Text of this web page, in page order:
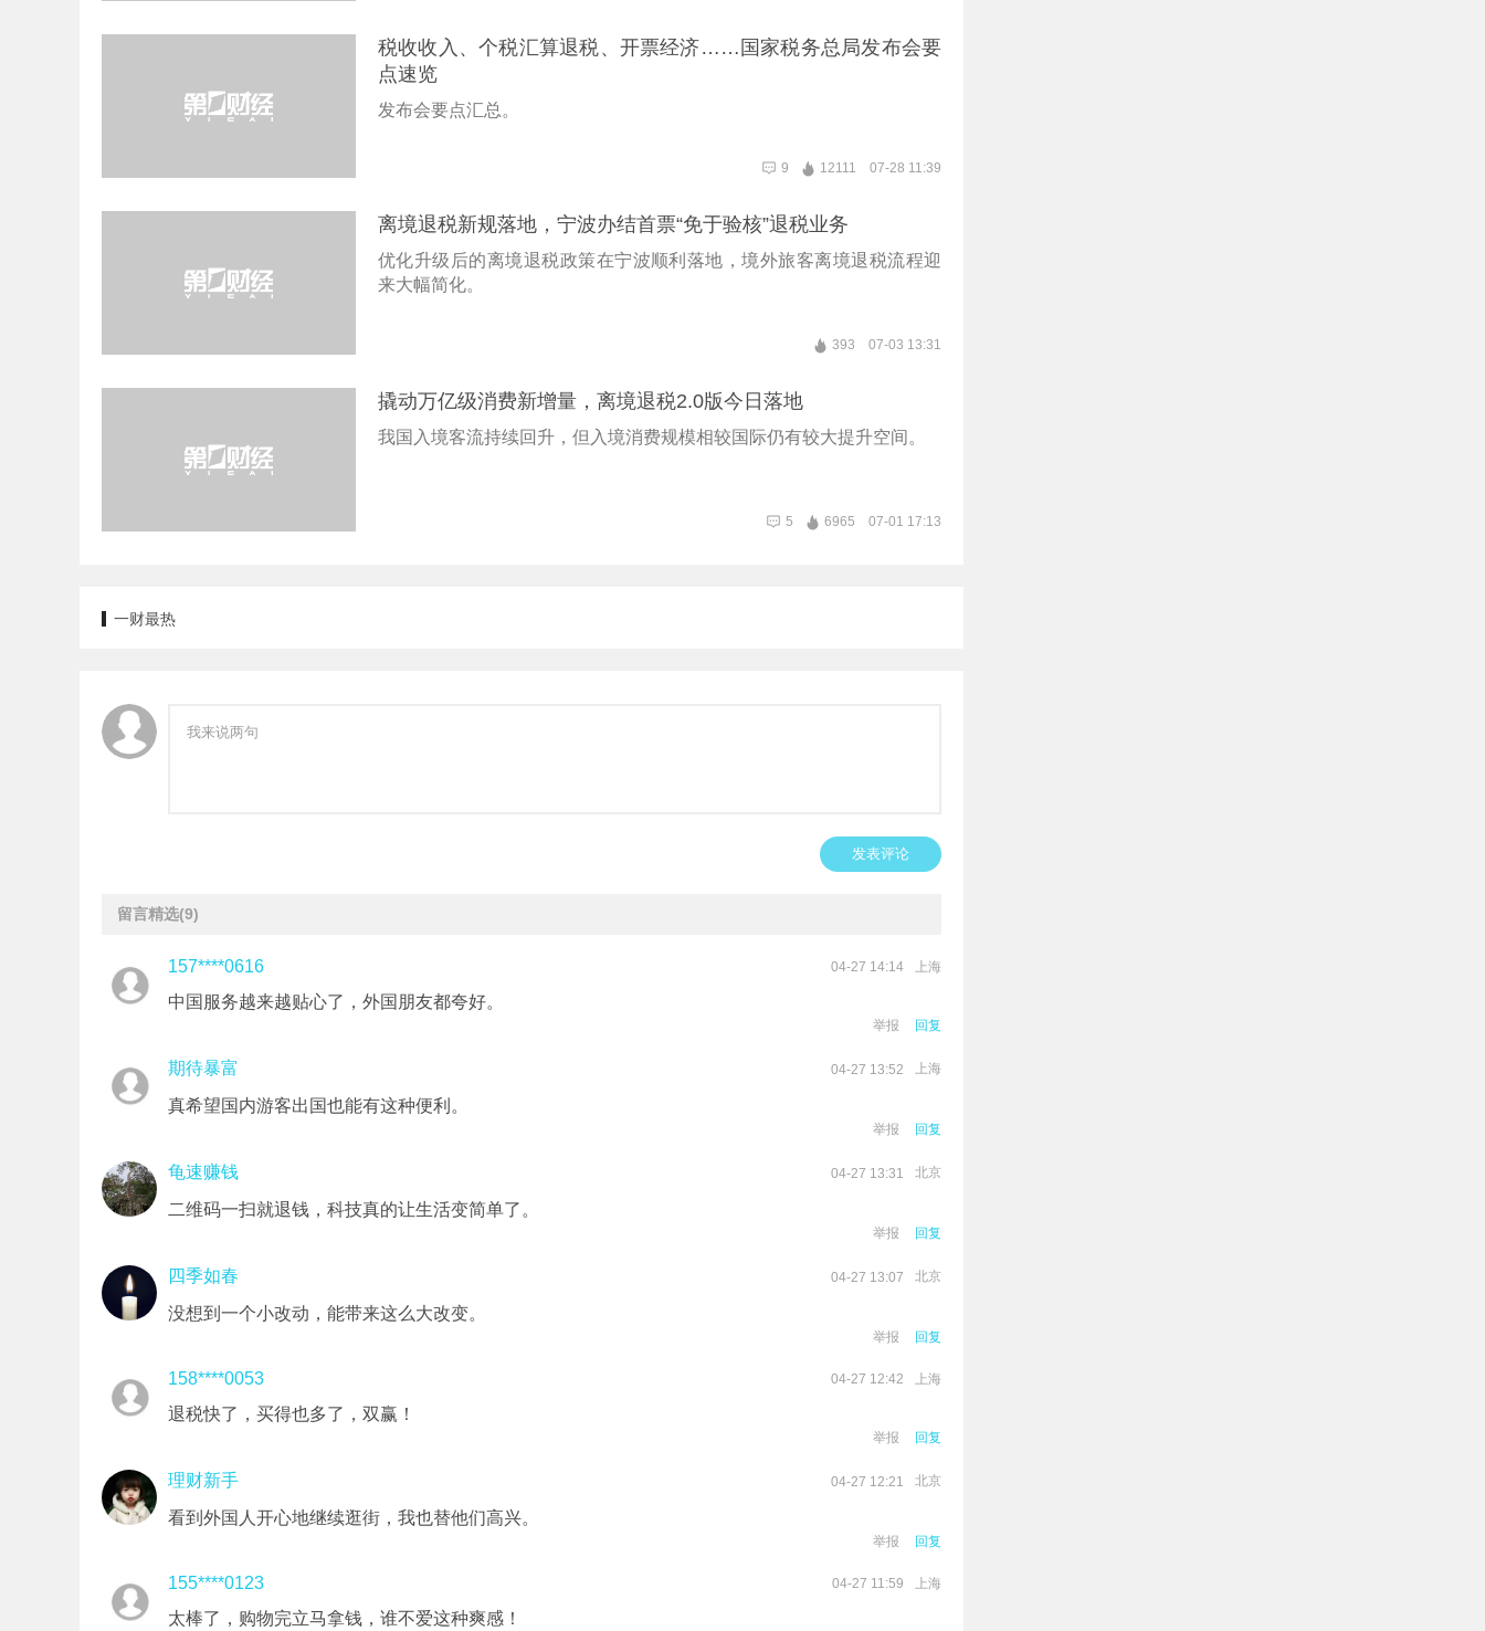
税收收入、个税汇算退税、开票经济……国家税务总局发布会要
点速览
发布会要点汇总。
9 12111 07-28 11:39
离境退税新规落地，宁波办结首票“免于验核”退税业务
优化升级后的离境退税政策在宁波顺利落地，境外旅客离境退税流程迎
来大幅简化。
393 07-03 13:31
撬动万亿级消费新增量，离境退税2.0版今日落地
我国入境客流持续回升，但入境消费规模相较国际仍有较大提升空间。
5 6965 07-01 17:13
一财最热
发表评论
留言精选(9)
157****0616 04-27 14:14 上海
中国服务越来越贴心了，外国朋友都夸好。
举报 回复
期待暴富 04-27 13:52 上海
真希望国内游客出国也能有这种便利。
举报 回复
龟速赚钱 04-27 13:31 北京
二维码一扫就退钱，科技真的让生活变简单了。
举报 回复
四季如春 04-27 13:07 北京
没想到一个小改动，能带来这么大改变。
举报 回复
158****0053 04-27 12:42 上海
退税快了，买得也多了，双赢！
举报 回复
理财新手 04-27 12:21 北京
看到外国人开心地继续逛街，我也替他们高兴。
举报 回复
155****0123 04-27 11:59 上海
太棒了，购物完立马拿钱，谁不爱这种爽感！